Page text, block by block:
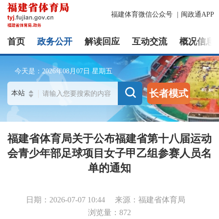
福建体育微信公众号 闽政通APP
首页 政务公开 解读回应 互动交流 概况信息
今天是： 2026年08月07日 星期五
长者模式
福建省体育局关于公布福建省第十八届运动
会青少年部足球项目女子甲乙组参赛人员名
单的通知
日期：2026-07-07 10:44
来源：福建省体育局
浏览量：872